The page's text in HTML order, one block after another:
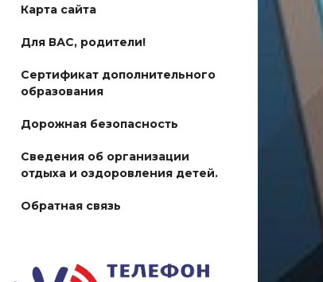
Карта сайта
Для ВАС, родители!
Сертификат дополнительного
образования
Дорожная безопасность
Сведения об организации
отдыха и оздоровления детей.
Обратная связь